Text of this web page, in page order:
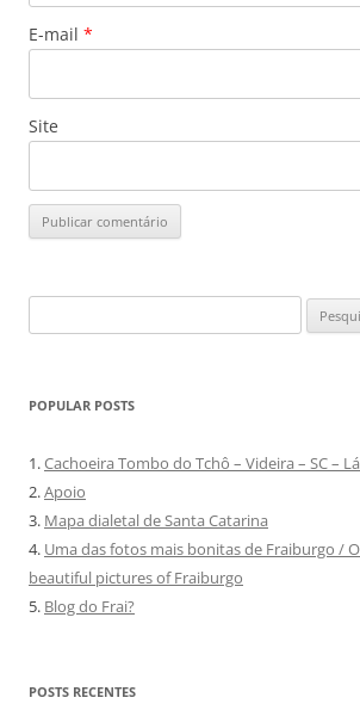
E-mail *
Site
por:
POPULAR POSTS
1.Cachoeira Tombo do Tchô – Videira – SC –
2.Apoio
3. Mapa dialetal de Santa Catarina
4. Uma das fotos mais bonitas de Fraiburgo /
beautiful pictures of Fraiburgo
5. Blog do Frai?
POSTS RECENTES